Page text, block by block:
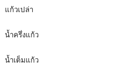
แก้วเปล่า
น้ำครึ่งแก้ว
น้ำเต็มแก้ว